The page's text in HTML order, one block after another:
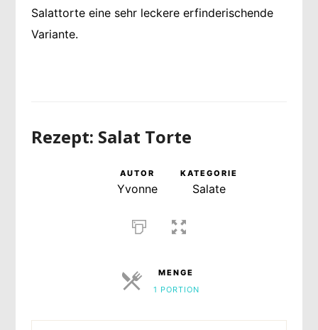
Salattorte eine sehr leckere erfinderischende
Variante.
Rezept: Salat Torte
AUTOR
Yvonne
KATEGORIE
Salate
MENGE
1 PORTION